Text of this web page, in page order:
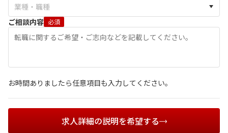
ご相談内容 必須
お時間ありましたら任意項目も入力してください。
求人詳細の説明を希望する